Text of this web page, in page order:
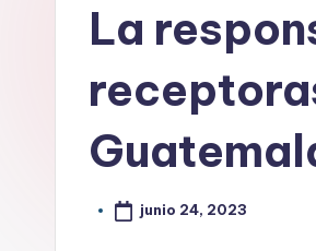
La
junio 24, 2023